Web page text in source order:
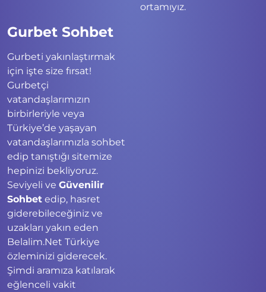
ortamıyız.
Gurbet Sohbet
Gurbeti yakınlaştırmak
için işte size fırsat!
Gurbetçi
vatandaşlarımızın
birbirleriyle veya
Türkiye’de yaşayan
vatandaşlarımızla sohbet
edip tanıştığı sitemize
hepinizi bekliyoruz.
Seviyeli ve Güvenilir
Sohbet edip, hasret
giderebileceğiniz ve
uzakları yakın eden
Belalim.Net Türkiye
özleminizi giderecek.
Şimdi aramıza katılarak
eğlenceli vakit